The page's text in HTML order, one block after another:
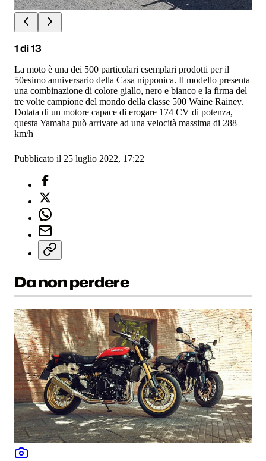
1di13
La moto è una dei 500 particolari esemplari prodotti per il
50esimo anniversario della Casa nipponica. Il modello presenta
una combinazione di colore giallo, nero e bianco e la firma del
tre volte campione del mondo della classe 500 Waine Rainey.
Dotata di un motore capace di erogare 174 CV di potenza,
questa Yamaha può arrivare ad una velocità massima di 288
km/h
Pubblicato il 25 luglio 2022, 17:22
Da non perdere